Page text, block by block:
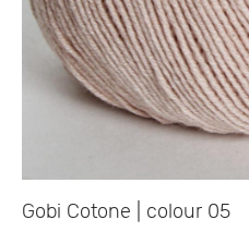
Gobi Cotone | colour 05